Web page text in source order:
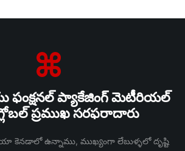
ఫంక్షనల్ ప్యాకేజింగ్ మెటీరియల్
ప్రముఖ సరఫరాదారు
కెనడాలో ఉన్నాము, ముఖ్యంగా లేబుళ్ళలో దృష్టి